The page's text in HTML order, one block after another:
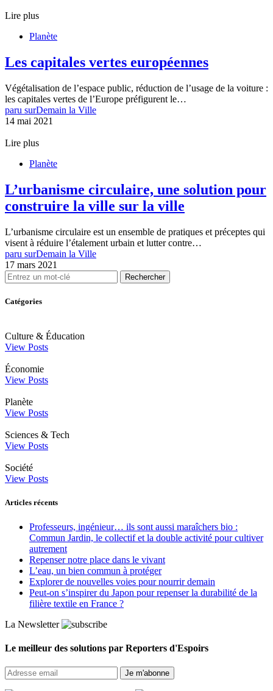
Lire plus
Planète
Les capitales vertes européennes
Végétalisation de l’espace public, réduction de l’usage de la voiture :
les capitales vertes de l’Europe préfigurent le…
paru surDemain la Ville
14 mai 2021
Lire plus
Planète
L’urbanisme circulaire, une solution pour
construire la ville sur la ville
L’urbanisme circulaire est un ensemble de pratiques et préceptes qui
visent à réduire l’étalement urbain et lutter contre…
paru surDemain la Ville
17 mars 2021
Rechercher
Catégories
Culture & Éducation
View Posts
Économie
View Posts
Planète
View Posts
Sciences & Tech
View Posts
Société
View Posts
Articles récents
Professeurs, ingénieur… ils sont aussi maraîchers bio :
Commun Jardin, le collectif et la double activité pour cultiver
autrement
Repenser notre place dans le vivant
L’eau, un bien commun à protéger
Explorer de nouvelles voies pour nourrir demain
Peut‑on s’inspirer du Japon pour repenser la durabilité de la
filière textile en France ?
La Newsletter
Le meilleur des solutions par Reporters d'Espoirs